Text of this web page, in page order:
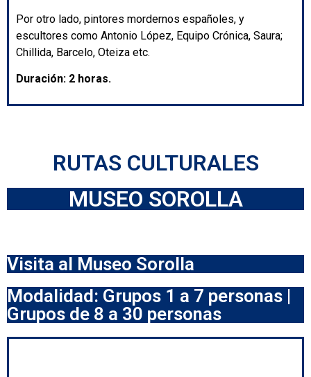
Por otro lado, pintores mordernos españoles, y
escultores como Antonio López, Equipo Crónica, Saura;
Chillida, Barcelo, Oteiza etc.
Duración: 2 horas.
RUTAS CULTURALES
MUSEO SOROLLA
Visita al Museo Sorolla
Modalidad: Grupos 1 a 7 personas |
Grupos de 8 a 30 personas